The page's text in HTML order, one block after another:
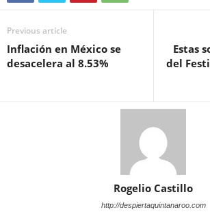
Previous article
Inflación en México se
desacelera al 8.53%
Estas
del
Rogelio Castillo
http://despiertaquintanaroo.com